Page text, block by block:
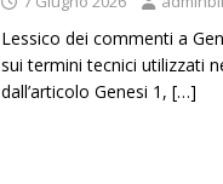
Lessico dei commenti a
sui termini tecnici utilizzati
dall’articolo Genesi 1, […]